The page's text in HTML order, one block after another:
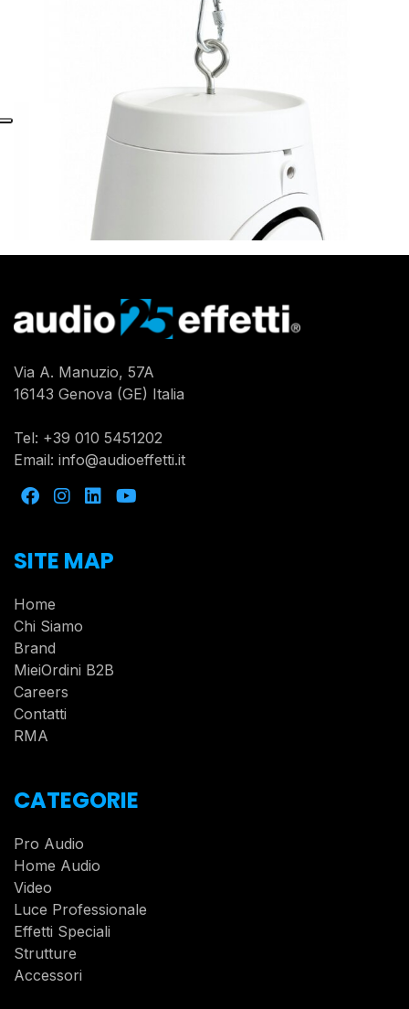
Via A. Manuzio, 57A
16143 Genova (GE) Italia
Tel: +39 010 5451202
Email: info@audioeffetti.it
SITE MAP
Home
Chi Siamo
Brand
MieiOrdini B2B
Careers
Contatti
RMA
CATEGORIE
Pro Audio
Home Audio
Video
Luce Professionale
Effetti Speciali
Strutture
Accessori